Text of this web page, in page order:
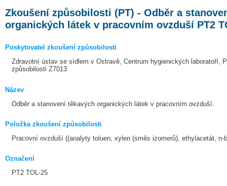
Zkoušení způsobilosti (PT) - Odběr a
organických látek v pracovním ovzduší PT2
Poskytovatel zkoušení způsobilosti
Zdravotní ústav se sídlem v Ostravě, Centrum hygienických laboratoří,
způsobilosti Z7013
Název
Odběr a stanovení těkavých organických látek v pracovním ovzduší.
Položka zkoušení způsobilosti
Pracovní ovzduší ((analyty toluen, xylen (směs izomerů), ethylacetát, n-
Označení
PT2 TOL-25